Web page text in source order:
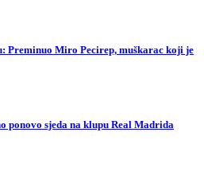
Preminuo Miro Pecirep, muškarac koji je
ponovo sjeda na klupu Real Madrida